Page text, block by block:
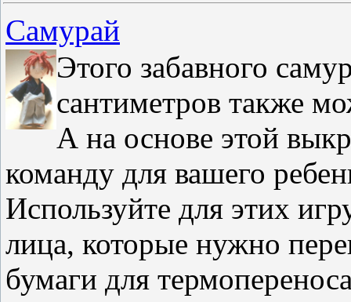
Самурай
Этого забавного
сантиметров также
А на основе этой
команду для вашего
Используйте для этих
лица, которые нужно
бумаги для